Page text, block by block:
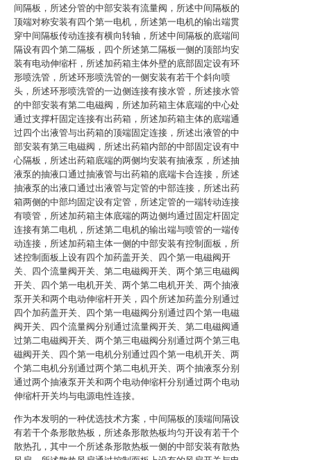
间隔板，所述分管的中部安装有流量阀，所述中间隔板的
顶端对称安装有四个第一电机，所述第一电机的输出端贯
穿中间隔板传动连接有横向转轴，所述中间隔板的底端间
隔设有四个第二隔板，四个所述第二隔板一侧的顶部均安
装有电动伸缩杆，所述加药箱主体外壁的底部固定设有环
形喷洗管，所述环形喷洗管的一侧安装有若干个斜向喷
头，所述环形喷洗管的一边侧连接有接水管，所述接水管
的中部安装有第二电磁阀，所述加药箱主体底端的中心处
通过支撑杆固定连接有出药箱，所述加药箱主体的底端通
过四个出液管与出药箱的顶端固定连接，所述出液管的中
部安装有第三电磁阀，所述出药箱内部的中部固定设有中
心隔板，所述出药箱底端的两侧均安装有抽液泵，所述抽
液泵的抽液口通过抽液管与出药箱的底端卡合连接，所述
抽液泵的出液口通过出液管与定管的中部连接，所述出药
箱两侧的中部均固定设有定管，所述定管的一端转动连接
有喷管，所述加药箱主体底端的两边侧均通过固定杆固定
连接有第二电机，所述第二电机的输出端与喷管的一端传
动连接，所述加药箱主体一侧的中部安装有控制面板，所
述控制面板上设有四个加药盖开关、四个第一电磁阀开
关、四个流量阀开关、第二电磁阀开关、两个第三电磁阀
开关、四个第一电机开关、两个第二电机开关、两个抽液
泵开关和两个电动伸缩杆开关，四个所述加药盖分别通过
四个加药盖开关、四个第一电磁阀分别通过四个第一电磁
阀开关、四个流量阀分别通过流量阀开关、第二电磁阀通
过第二电磁阀开关、两个第三电磁阀分别通过两个第三电
磁阀开关、四个第一电机分别通过四个第一电机开关、两
个第二电机分别通过两个第二电机开关、两个抽液泵分别
通过两个抽液泵开关和两个电动伸缩杆分别通过两个电动
伸缩杆开关均与电源电性连接。
作为本发明的一种优选技术方案，中间隔板的顶端间隔设
有若干个条形散热板，所述条形散热板均匀开设有若干个
散热孔，其中一个所述条形散热板一侧的中部安装有散热